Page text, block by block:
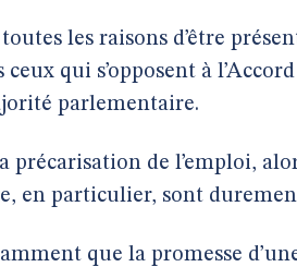
les raisons d’être
ceux qui s’opposent à
parlementaire.
précarisation de l’emploi,
en particulier, sont
que la promesse